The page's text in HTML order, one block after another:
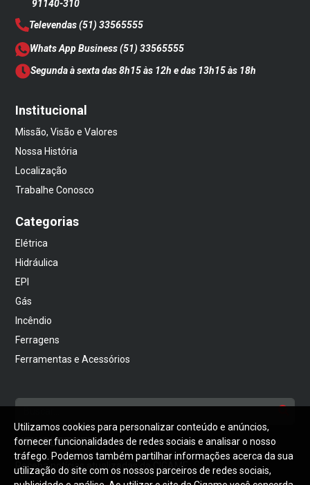
91140-310
Televendas(51) 33565555
Whats App Business(51) 33565555
Segunda à sexta das 8h15 às 12h e das 13h15 às 18h
Institucional
Missão, Visão e Valores
Nossa História
Localização
Trabalhe Conosco
Categorias
Elétrica
Hidráulica
EPI
Gás
Incêndio
Ferragens
Ferramentas e Acessórios
NEWSLETTER
Receba notícias atualizadas da CIGAME
Utilizamos cookies para personalizar conteúdo e anúncios,
fornecer funcionalidades de redes sociais e analisar o nosso
tráfego. Podemos também partilhar informações acerca da sua
utilização do site com os nossos parceiros de redes sociais,